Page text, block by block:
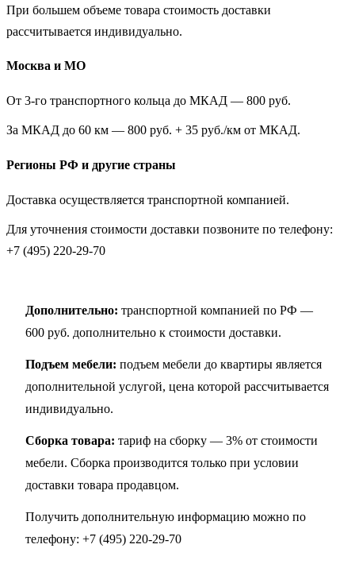
При большем объеме товара стоимость доставки
рассчитывается индивидуально.
Москва и МО
От 3-го транспортного кольца до МКАД — 800 руб.
За МКАД до 60 км — 800 руб. + 35 руб./км от МКАД.
Регионы РФ и другие страны
Доставка осуществляется транспортной компанией.
Для уточнения стоимости доставки позвоните по телефону:
+7 (495) 220-29-70
Дополнительно: транспортной компанией по РФ —
600 руб. дополнительно к стоимости доставки.
Подъем мебели: подъем мебели до квартиры является
дополнительной услугой, цена которой рассчитывается
индивидуально.
Сборка товара: тариф на сборку — 3% от стоимости
мебели. Сборка производится только при условии
доставки товара продавцом.
Получить дополнительную информацию можно по
телефону: +7 (495) 220-29-70